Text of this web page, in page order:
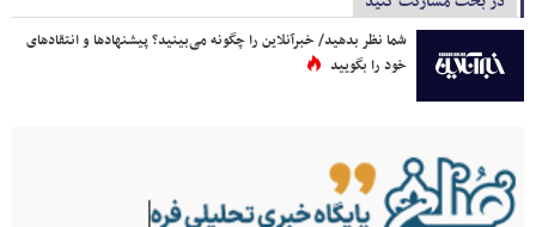
شما نظر بدهید/ خبرآنلاین را چگونه می‌بینید؟ پیشنهادها و انتقادهای
خود را بگویید